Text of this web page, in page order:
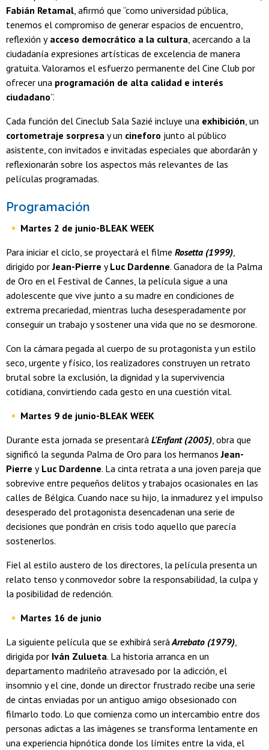
Fabián Retamal , afirmó que “como universidad pública,
tenemos el compromiso de generar espacios de encuentro,
reflexión yacceso democrático a la cultura , acercando a la
ciudadanía expresiones artísticas de excelencia de manera
gratuita. Valoramos el esfuerzo permanente del Cine Club por
ofrecer una programación de alta calidad e interés
ciudadano”.
Cada función del Cineclub Sala Sazié incluye una exhibición , un
cortometraje sorpresa y un cineforo junto al público
asistente, con invitados e invitadas especiales que abordarán y
reflexionarán sobre los aspectos más relevantes de las
películas programadas.
Programación
Martes 2 de junio-BLEAK WEEK
Para iniciar el ciclo, se proyectará el filme Rosetta (1999),
dirigido porJean-Pierre yLuc Dardenne. Ganadora de la Palma
de Oro en el Festival de Cannes, la película sigue a una
adolescente que vive junto a su madre en condiciones de
extrema precariedad, mientras lucha desesperadamente por
conseguir un trabajo y sostener una vida que no se desmorone.
Con la cámara pegada al cuerpo de su protagonista y un estilo
seco, urgente y físico, los realizadores construyen un retrato
brutal sobre la exclusión, la dignidad y la supervivencia
cotidiana, convirtiendo cada gesto en una cuestión vital.
Martes 9 de junio-BLEAK WEEK
Durante esta jornada se presentará L'Enfant (2005), obra que
significó la segunda Palma de Oro para los hermanosJean-
Pierre yLuc Dardenne. La cinta retrata a una joven pareja que
sobrevive entre pequeños delitos y trabajos ocasionales en las
calles de Bélgica. Cuando nace su hijo, la inmadurez y el impulso
desesperado del protagonista desencadenan una serie de
decisiones que pondrán en crisis todo aquello que parecía
sostenerlos.
Fiel al estilo austero de los directores, la película presenta un
relato tenso y conmovedor sobre la responsabilidad, la culpa y
la posibilidad de redención.
Martes 16 de junio
La siguiente película que se exhibirá seráArrebato (1979),
dirigida por Iván Zulueta. La historia arranca en un
departamento madrileño atravesado por la adicción, el
insomnio y el cine, donde un director frustrado recibe una serie
de cintas enviadas por un antiguo amigo obsesionado con
filmarlo todo. Lo que comienza como un intercambio entre dos
personas adictas a las imágenes se transforma lentamente en
una experiencia hipnótica donde los límites entre la vida, el